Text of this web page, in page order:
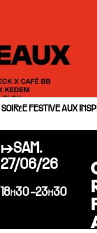
SOIRéE FESTIVE AUX
↦SAM.
27/06/26
18h30 -23h30